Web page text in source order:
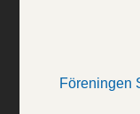
Föreningen